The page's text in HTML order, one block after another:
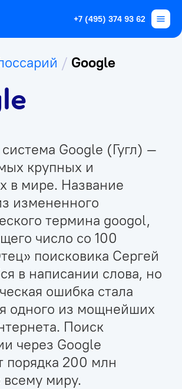
+7 (495) 374 93 62
/ Google
Google (Гугл) —
крупных и
в мире. Название
измененного
термина googol,
число со 100
поисковика Сергей
в написании слова, но
ошибка стала
одного из мощнейших
Поиск
через Google
порядка 200 млн
всему миру.